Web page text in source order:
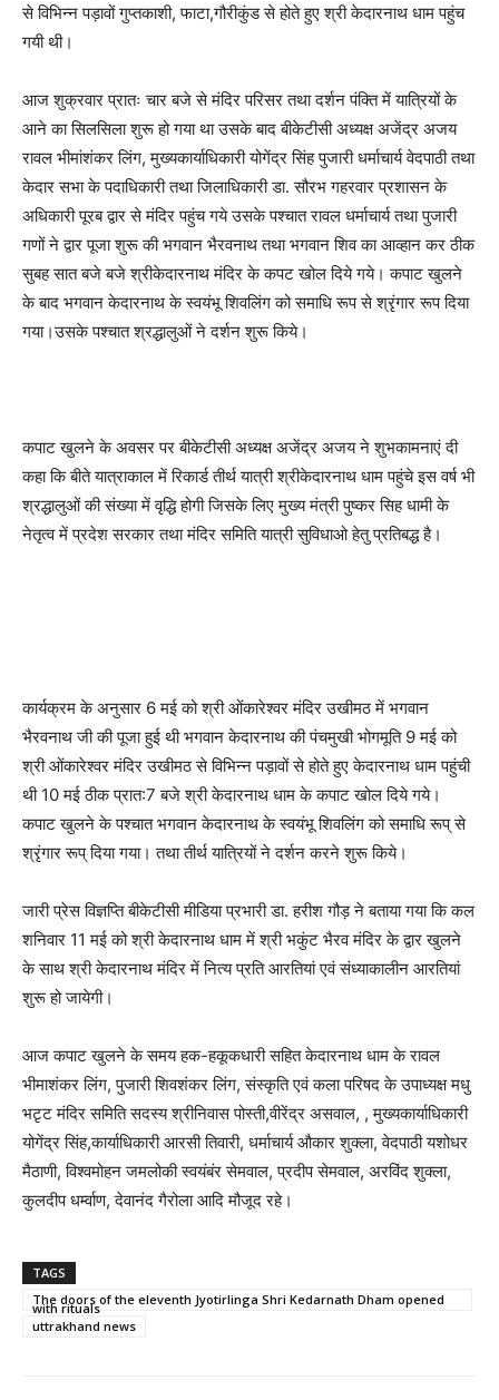
से विभिन्न पड़ावों गुप्तकाशी, फाटा,गौरीकुंड से होते हुए श्री केदारनाथ धाम पहुंच
गयी थी।
आज शुक्रवार प्रातः चार बजे से मंदिर परिसर तथा दर्शन पंक्ति में यात्रियों के
आने का सिलसिला शुरू हो गया था उसके बाद बीकेटीसी अध्यक्ष अजेंद्र अजय
रावल भीमांशंकर लिंग, मुख्यकार्याधिकारी योगेंद्र सिंह पुजारी धर्माचार्य वेदपाठी तथा
केदार सभा के पदाधिकारी तथा जिलाधिकारी डा. सौरभ गहरवार प्रशासन के
अधिकारी पूरब द्वार से मंदिर पहुंच गये उसके पश्चात रावल धर्माचार्य तथा पुजारी
गणों ने द्वार पूजा शुरू की भगवान भैरवनाथ तथा भगवान शिव का आव्हान कर ठीक
सुबह सात बजे बजे श्रीकेदारनाथ मंदिर के कपट खोल दिये गये। कपाट खुलने
के बाद भगवान केदारनाथ के स्वयंभू शिवलिंग को समाधि रूप से श्रृंगार रूप दिया
गया।उसके पश्चात श्रद्धालुओं ने दर्शन शुरू किये।
कपाट खुलने के अवसर पर बीकेटीसी अध्यक्ष अजेंद्र अजय ने शुभकामनाएं दी
कहा कि बीते यात्राकाल में रिकार्ड तीर्थ यात्री श्रीकेदारनाथ धाम पहुंचे इस वर्ष भी
श्रद्धालुओं की संख्या में वृद्धि होगी जिसके लिए मुख्य मंत्री पुष्कर सिह धामी के
नेतृत्व में प्रदेश सरकार तथा‌ मंदिर समिति यात्री सुविधाओ हेतु प्रतिबद्ध है।
कार्यक्रम के अनुसार 6 मई को श्री ओंकारेश्वर मंदिर उखीमठ में भगवान
भैरवनाथ जी की पूजा हुई थी भगवान केदारनाथ की पंचमुखी भोगमूति 9 मई को
श्री ओंकारेश्वर मंदिर उखीमठ से विभिन्न पड़ावों से होते हुए केदारनाथ धाम पहुंची
थी 10 मई ठीक प्रात:7 बजे श्री केदारनाथ धाम के कपाट खोल दिये गये।
कपाट खुलने के पश्चात भगवान केदारनाथ के स्वयंभू शिवलिंग को समाधि रूप् से
श्रृंगार रूप् दिया गया। तथा तीर्थ यात्रियों ने दर्शन करने शुरू किये।
जारी प्रेस विज्ञप्ति बीकेटीसी मीडिया प्रभारी डा. हरीश गौड़ ने बताया गया कि कल
शनिवार 11 मई को श्री केदारनाथ धाम में श्री भकुंट भैरव मंदिर के द्वार खुलने
के साथ श्री केदारनाथ मंदिर में नित्य प्रति आरतियां एवं संध्याकालीन आरतियां
शुरू हो जायेगी।
आज कपाट खुलने के समय हक-हकूकधारी सहित केदारनाथ धाम के रावल
भीमाशंकर लिंग, पुजारी शिवशंकर लिंग, संस्कृति एवं कला परिषद के उपाध्यक्ष मधु
भटृट मंदिर समिति सदस्य श्रीनिवास पोस्ती,वीरेंद्र असवाल, , मुख्यकार्याधिकारी
योगेंद्र सिंह,कार्याधिकारी आरसी तिवारी, धर्माचार्य औकार शुक्ला, वेदपाठी यशोधर
मैठाणी, विश्वमोहन जमलोकी स्वयंबंर सेमवाल, प्रदीप सेमवाल, अरविंद शुक्ला,
कुलदीप धर्म्वाण, देवानंद गैरोला आदि मौजूद रहे।
TAGS
The doors of the eleventh Jyotirlinga Shri Kedarnath Dham opened
with rituals
uttrakhand news